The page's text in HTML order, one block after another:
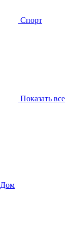
Спорт
Показать все
Дом